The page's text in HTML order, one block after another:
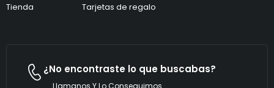
Tienda
Tarjetas de regalo
i
¿No encontraste lo que buscabas?
Llamanos Y Lo Conseguimos